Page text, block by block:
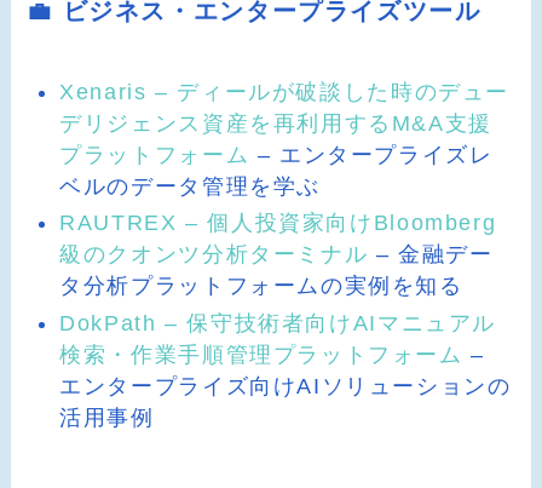
💼 ビジネス・エンタープライズツール
Xenaris – ディールが破談した時のデュー
デリジェンス資産を再利用するM&A支援
プラットフォーム – エンタープライズレ
ベルのデータ管理を学ぶ
RAUTREX – 個人投資家向けBloomberg
級のクオンツ分析ターミナル – 金融デー
タ分析プラットフォームの実例を知る
DokPath – 保守技術者向けAIマニュアル
検索・作業手順管理プラットフォーム –
エンタープライズ向けAIソリューションの
活用事例